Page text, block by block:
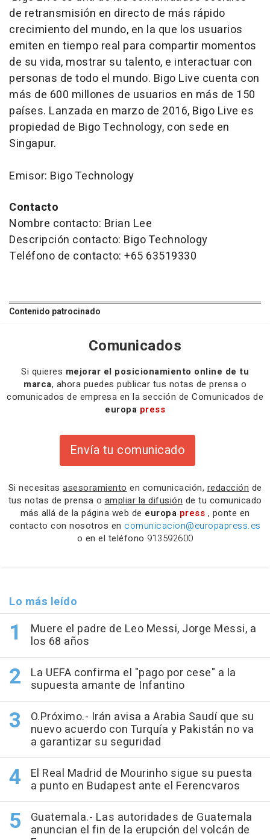
de retransmisión en directo de más rápido
crecimiento del mundo, en la que los usuarios
emiten en tiempo real para compartir momentos
de su vida, mostrar su talento, e interactuar con
personas de todo el mundo. Bigo Live cuenta con
más de 600 millones de usuarios en más de 150
países. Lanzada en marzo de 2016, Bigo Live es
propiedad de Bigo Technology, con sede en
Singapur.
Emisor: Bigo Technology
Contacto
Nombre contacto: Brian Lee
Descripción contacto: Bigo Technology
Teléfono de contacto: +65 63519330
Contenido patrocinado
Comunicados
Si quieres mejorar el posicionamiento online de tu
marca, ahora puedes publicar tus notas de prensa o
comunicados de empresa en la sección de Comunicados de
europa press
Envía tu comunicado
Si necesitas asesoramiento en comunicación, redacción de
tus notas de prensa o ampliar la difusión de tu comunicado
más allá de la página web de europa press , ponte en
contacto con nosotros en comunicacion@europapress.es
o en el teléfono 913592600
Lo más leído
Muere el padre de Leo Messi, Jorge Messi, a
los 68 años
La UEFA confirma el "pago por cese" a la
supuesta amante de Infantino
O.Próximo.- Irán avisa a Arabia Saudí que su
nuevo acuerdo con Turquía y Pakistán no va
a garantizar su seguridad
El Real Madrid de Mourinho sigue su puesta
a punto en Budapest ante el Ferencvaros
Guatemala.- Las autoridades de Guatemala
anuncian el fin de la erupción del volcán de